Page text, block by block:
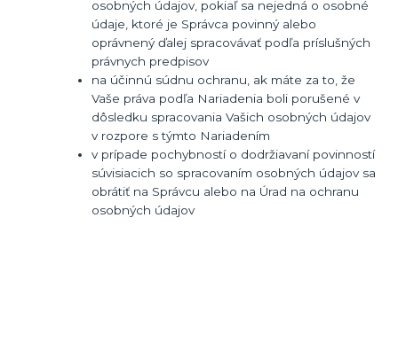
osobných údajov, pokiaľ sa nejedná o osobné
údaje, ktoré je Správca povinný alebo
oprávnený ďalej spracovávať podľa príslušných
právnych predpisov
na účinnú súdnu ochranu, ak máte za to, že
Vaše práva podľa Nariadenia boli porušené v
dôsledku spracovania Vašich osobných údajov
v rozpore s týmto Nariadením
v prípade pochybností o dodržiavaní povinností
súvisiacich so spracovaním osobných údajov sa
obrátiť na Správcu alebo na Úrad na ochranu
osobných údajov